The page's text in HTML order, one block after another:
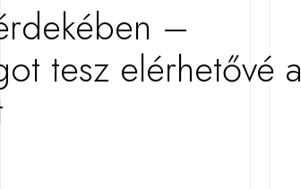
–
tesz elérhetővé a